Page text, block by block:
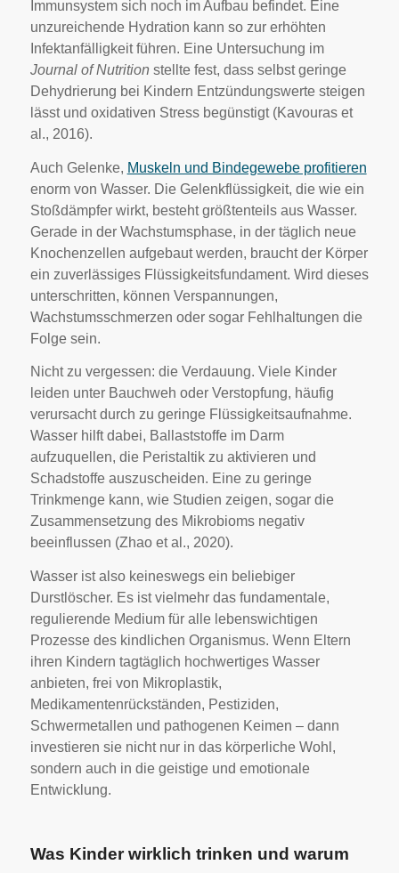
Immunsystem sich noch im Aufbau befindet. Eine
unzureichende Hydration kann so zur erhöhten
Infektanfälligkeit führen. Eine Untersuchung im
Journal of Nutrition stellte fest, dass selbst geringe
Dehydrierung bei Kindern Entzündungswerte steigen
lässt und oxidativen Stress begünstigt (Kavouras et
al., 2016).
Auch Gelenke, Muskeln und Bindegewebe profitieren
enorm von Wasser. Die Gelenkflüssigkeit, die wie ein
Stoßdämpfer wirkt, besteht größtenteils aus Wasser.
Gerade in der Wachstumsphase, in der täglich neue
Knochenzellen aufgebaut werden, braucht der Körper
ein zuverlässiges Flüssigkeitsfundament. Wird dieses
unterschritten, können Verspannungen,
Wachstumsschmerzen oder sogar Fehlhaltungen die
Folge sein.
Nicht zu vergessen: die Verdauung. Viele Kinder
leiden unter Bauchweh oder Verstopfung, häufig
verursacht durch zu geringe Flüssigkeitsaufnahme.
Wasser hilft dabei, Ballaststoffe im Darm
aufzuquellen, die Peristaltik zu aktivieren und
Schadstoffe auszuscheiden. Eine zu geringe
Trinkmenge kann, wie Studien zeigen, sogar die
Zusammensetzung des Mikrobioms negativ
beeinflussen (Zhao et al., 2020).
Wasser ist also keineswegs ein beliebiger
Durstlöscher. Es ist vielmehr das fundamentale,
regulierende Medium für alle lebenswichtigen
Prozesse des kindlichen Organismus. Wenn Eltern
ihren Kindern tagtäglich hochwertiges Wasser
anbieten, frei von Mikroplastik,
Medikamentenrückständen, Pestiziden,
Schwermetallen und pathogenen Keimen – dann
investieren sie nicht nur in das körperliche Wohl,
sondern auch in die geistige und emotionale
Entwicklung.
Was Kinder wirklich trinken und warum